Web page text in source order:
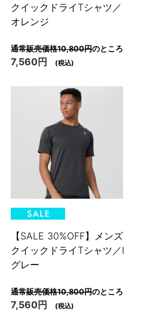
クイックドライTシャツ／
オレンジ
通常販売価格10,800円のところ
7,560円 (税込)
【SALE 30%OFF】メンズ
クイックドライTシャツ／I
グレー
通常販売価格10,800円のところ
7,560円 (税込)